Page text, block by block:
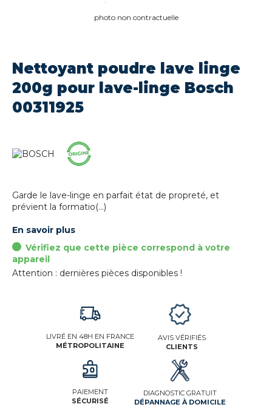
photo non contractuelle
Nettoyant poudre lave linge
200g pour lave-linge Bosch
00311925
Garde le lave-linge en parfait état de propreté, et
prévient la formatio(...)
En savoir plus
Vérifiez que cette pièce correspond à votre
appareil
Attention : dernières pièces disponibles !
LIVRÉ EN 48H EN FRANCE
MÉTROPOLITAINE
PAIEMENT
SÉCURISÉ
AVIS VÉRIFIÉS
CLIENTS
DIAGNOSTIC GRATUIT
DÉPANNAGE À DOMICILE